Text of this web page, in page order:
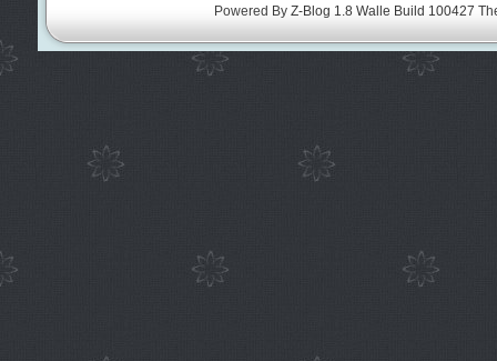
Powered By Z-Blog 1.8 Walle Build 100427